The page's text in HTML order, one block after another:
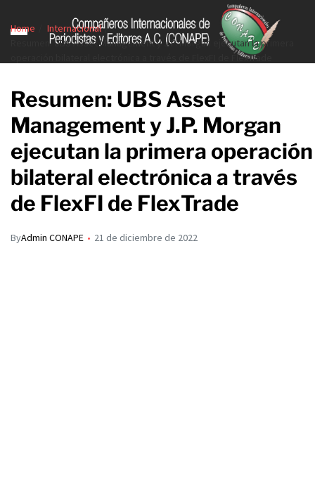
Home
Internacional
Resumen: UBS Asset Management y J.P. Morgan ejecutan la primera
operación bilateral electrónica a través de FlexFI de FlexTrade
Resumen: UBS Asset
Management y J.P. Morgan
ejecutan la primera operación
bilateral electrónica a través
de FlexFI de FlexTrade
ByAdmin CONAPE 21 de diciembre de 2022